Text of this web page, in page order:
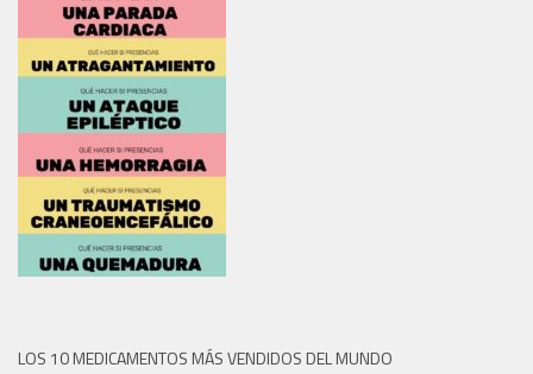
LOS 10 MEDICAMENTOS MÁS VENDIDOS DEL MUNDO